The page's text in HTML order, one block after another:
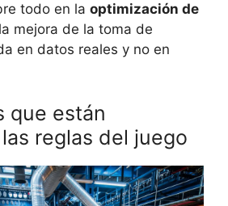
todo en la optimización de
mejora de la toma de
en datos reales y no en
que están
reglas del juego